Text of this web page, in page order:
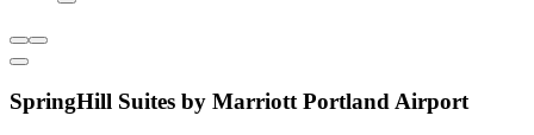
SpringHill Suites by Marriott Portland Airport